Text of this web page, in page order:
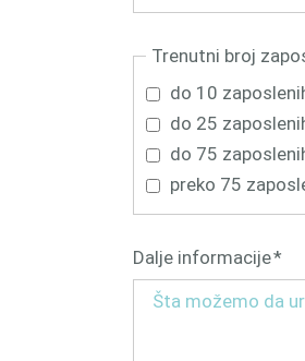
Trenutni broj
do 10
do 25
do 75
preko 75
Обавезна
поља
Dalje informacije*